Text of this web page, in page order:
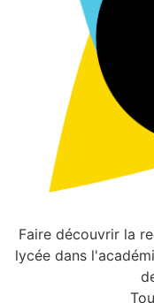
Faire découvrir la
lycée dans